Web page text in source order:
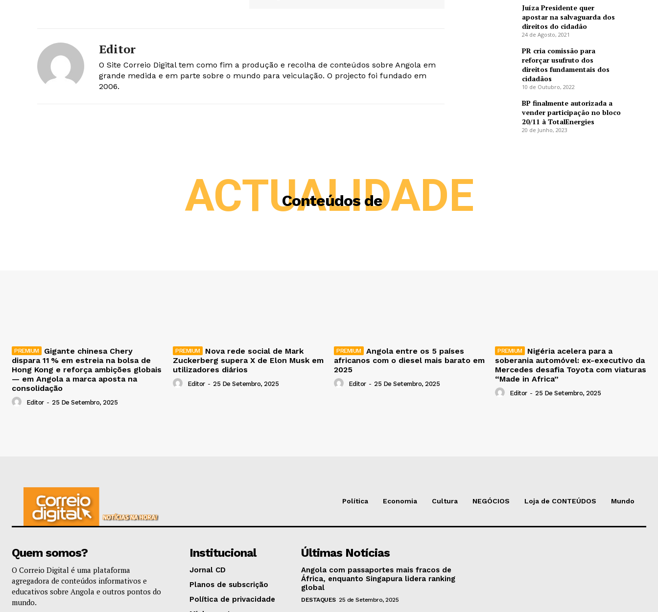
Editor
O Site Correio Digital tem como fim a produção e recolha de conteúdos sobre Angola em
grande medida e em parte sobre o mundo para veiculação. O projecto foi fundado em
2006.
Juíza Presidente quer
apostar na salvaguarda dos
direitos do cidadão
24 de Agosto, 2021
PR cria comissão para
reforçar usufruto dos
direitos fundamentais dos
cidadãos
10 de Outubro, 2022
BP finalmente autorizada a
vender participação no bloco
20/11 à TotalEnergies
20 de Junho, 2023
Conteúdos de
ACTUALIDADE
Gigante chinesa Chery
dispara 11 % em estreia na bolsa de
Hong Kong e reforça ambições globais
— em Angola a marca aposta na
consolidação
Editor - 25 De Setembro, 2025
Nova rede social de Mark
Zuckerberg supera X de Elon Musk em
utilizadores diários
Editor - 25 De Setembro, 2025
Angola entre os 5 países
africanos com o diesel mais barato em
2025
Editor - 25 De Setembro, 2025
Nigéria acelera para a
soberania automóvel: ex-executivo da
Mercedes desafia Toyota com viaturas
“Made in Africa”
Editor - 25 De Setembro, 2025
Política Economia Cultura NEGÓCIOS Loja de CONTEÚDOS Mundo
Quem somos?
O Correio Digital é uma plataforma
agregadora de conteúdos informativos e
educativos sobre Angola e outros pontos do
mundo.
Institucional
Jornal CD
Planos de subscrição
Política de privacidade
Últimas Notícias
Angola com passaportes mais fracos de
África, enquanto Singapura lidera ranking
global
DESTAQUES 25 de Setembro, 2025